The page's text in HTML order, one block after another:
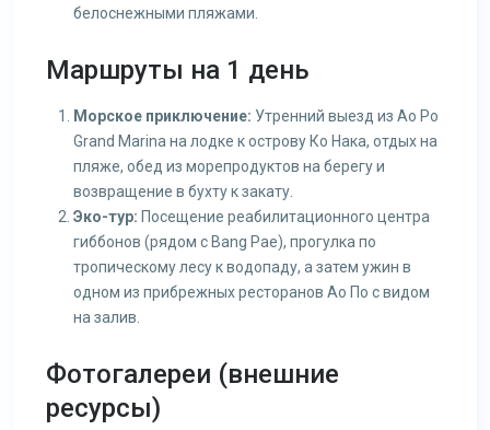
белоснежными пляжами.
Маршруты на 1 день
Морское приключение: Утренний выезд из Ao Po
Grand Marina на лодке к острову Ко Нака, отдых на
пляже, обед из морепродуктов на берегу и
возвращение в бухту к закату.
Эко-тур: Посещение реабилитационного центра
гиббонов (рядом с Bang Pae), прогулка по
тропическому лесу к водопаду, а затем ужин в
одном из прибрежных ресторанов Ао По с видом
на залив.
Фотогалереи (внешние
ресурсы)